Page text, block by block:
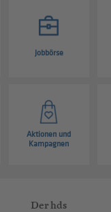
Jobbörse
Aktionen und
Kampagnen
Der hds